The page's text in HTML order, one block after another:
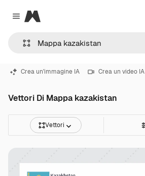
Close menu
Magnific
Crea un'immagine IA Crea un video IA
Vettori Di Mappa kazakistan
Vettori